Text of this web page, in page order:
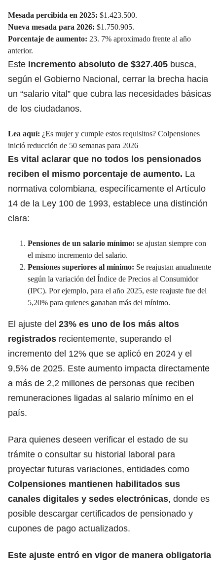
Mesada percibida en 2025: $1.423.500.
Nueva mesada para 2026: $1.750.905.
Porcentaje de aumento: 23. 7% aproximado frente al año
anterior.
Este incremento absoluto de $327.405 busca,
según el Gobierno Nacional, cerrar la brecha hacia
un “salario vital” que cubra las necesidades básicas
de los ciudadanos.
Lea aquí: ¿Es mujer y cumple estos requisitos? Colpensiones
inició reducción de 50 semanas para 2026
Es vital aclarar que no todos los pensionados
reciben el mismo porcentaje de aumento. La
normativa colombiana, específicamente el Artículo
14 de la Ley 100 de 1993, establece una distinción
clara:
Pensiones de un salario mínimo: se ajustan siempre con
el mismo incremento del salario.
Pensiones superiores al mínimo: Se reajustan anualmente
según la variación del Índice de Precios al Consumidor
(IPC). Por ejemplo, para el año 2025, este reajuste fue del
5,20% para quienes ganaban más del mínimo.
El ajuste del 23% es uno de los más altos
registrados recientemente, superando el
incremento del 12% que se aplicó en 2024 y el
9,5% de 2025. Este aumento impacta directamente
a más de 2,2 millones de personas que reciben
remuneraciones ligadas al salario mínimo en el
país.
Para quienes deseen verificar el estado de su
trámite o consultar su historial laboral para
proyectar futuras variaciones, entidades como
Colpensiones mantienen habilitados sus
canales digitales y sedes electrónicas, donde es
posible descargar certificados de pensionado y
cupones de pago actualizados.
Este ajuste entró en vigor de manera obligatoria